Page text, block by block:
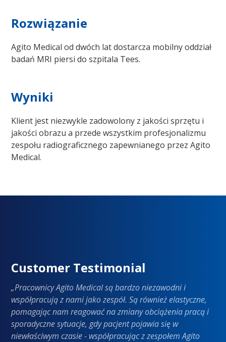
Rozwiązanie
Agito Medical od dwóch lat dostarcza mobilny oddział
badań MRI piersi do szpitala Tees.
Wyniki
Klient jest niezwykle zadowolony z jakości sprzętu i
jakości obrazu a przede wszystkim profesjonalizmu
zespołu radiograficznego zapewnianego przez Agito
Medical.
Customer Testimonial
„Pracownicy Agito Medical są bardzo niezawodni i
współpracują z nami jako zespół. Są również elastyczne,
pomagając nam reagować na zmiany obciążenia pracą i
sporadyczne sytuacje, gdy pacjent pojawia się w
niewłaściwym czasie - współpracując z zespołem Agito